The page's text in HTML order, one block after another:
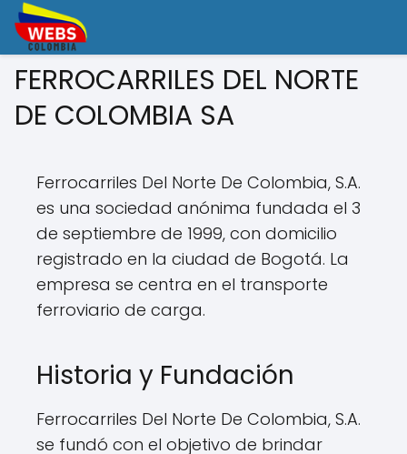
FERROCARRILES DEL NORTE
DE COLOMBIA SA
Ferrocarriles Del Norte De Colombia, S.A.
es una sociedad anónima fundada el 3
de septiembre de 1999, con domicilio
registrado en la ciudad de Bogotá. La
empresa se centra en el transporte
ferroviario de carga.
Historia y Fundación
Ferrocarriles Del Norte De Colombia, S.A.
se fundó con el objetivo de brindar